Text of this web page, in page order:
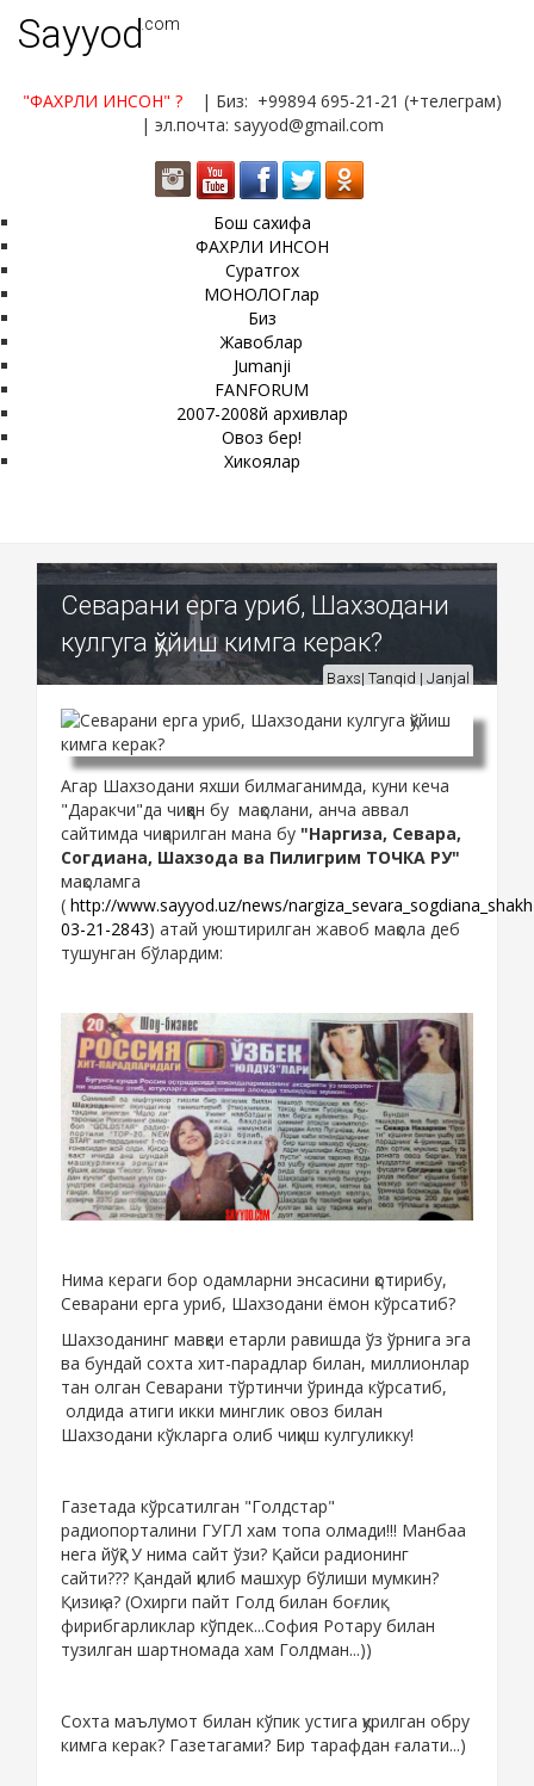
Sayyod.com
"ФАХРЛИ ИНСОН" ?
| Биз: +99894 695-21-21 (+телеграм)
| эл.почта: sayyod@gmail.com
Бош сахифа
ФАХРЛИ ИНСОН
Суратгох
МОНОЛОГлар
Биз
Жавоблар
Jumanji
FANFORUM
2007-2008й архивлар
Овоз бер!
Хикоялар
Севарани ерга уриб, Шахзодани
кулгуга қўйиш кимга керак?
Baxs| Tanqid | Janjal
Агар Шахзодани яхши билмаганимда, куни кеча
"Даракчи"да чиққан бу мақолани, анча аввал
сайтимда чиқарилган мана бу "Наргиза, Севара,
Согдиана, Шахзода ва Пилигрим ТОЧКА РУ"
мақоламга
( http://www.sayyod.uz/news/
03-21-2843) атай уюштирилган жавоб мақола деб
тушунган бўлардим:
Нима кераги бор одамларни энсасини қотирибу,
Севарани ерга уриб, Шахзодани ёмон кўрсатиб?
Шахзоданинг мавқеи етарли равишда ўз ўрнига эга
ва бундай сохта хит-парадлар билан, миллионлар
тан олган Севарани тўртинчи ўринда кўрсатиб,
олдида атиги икки минглик овоз билан
Шахзодани кўкларга олиб чиқиш кулгуликку!
Газетада кўрсатилган "Голдстар"
радиопорталини ГУГЛ хам топа олмади!!! Манбаа
нега йўқ? У нима сайт ўзи? Қайси радионинг
сайти??? Қандай қилиб машхур бўлиши мумкин?
Қизиқ а? (Охирги пайт Голд билан боғлиқ
фирибгарликлар кўпдек...София Ротару билан
тузилган шартномада хам Голдман...))
Сохта маълумот билан кўпик устига қурилган обру
кимга керак? Газетагами? Бир тарафдан ғалати...)